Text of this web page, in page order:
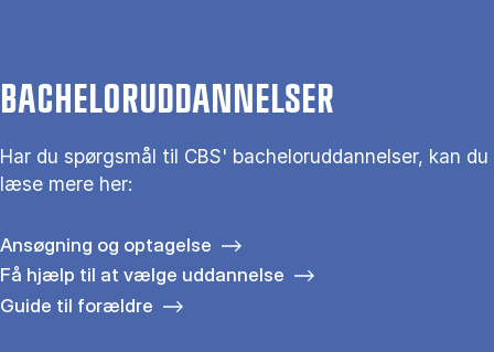
BACHELORUDDANNELSER
Har du spørgsmål til CBS' bacheloruddannelser, kan du
læse mere her:
Ansøgning og optagelse
Få hjælp til at vælge uddannelse
Guide til forældre